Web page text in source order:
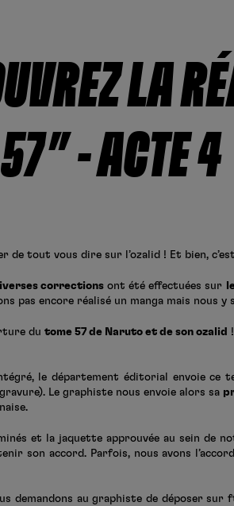
LA
– ACTE 4
de tout vous dire sur l’ozalid ! Et bien,
correctionsont été effectuées sur
pas encore réalisé un manga mais nous y
du tome 57 de Naruto et de son ozalid
le département éditorial envoie ce
Le graphiste nous envoie alors sa
et la jaquette approuvée au sein de
son accord. Parfois, nous avons
demandons au graphiste de déposer sur